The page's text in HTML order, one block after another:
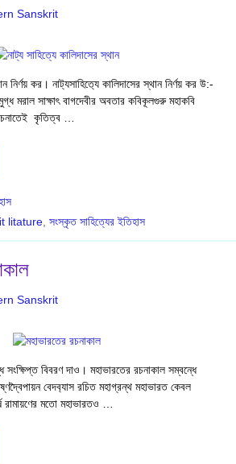
Sanskrit
নির্ণয় কর। নাট‍্যসাহিত‍্যে কালিদাসের স্থান নির্ণয় কর উ:-
মরাল সাক্ষাৎ বাগদেবীর অবতার কবিকূলগুরু মহাকবি
কৃতিত্ব …
litature ,সংস্কৃত সাহিত্যের ইতিহাস
Sanskrit
সংক্ষিপ্ত বিবরণ দাও। মহাভারতের রচনাকাল সম্বন্ধে
বেদব‍্যাস রচিত মহাগ্রন্থ মহাভারত কেবল
রামায়ণের মতো মহাভারতও …